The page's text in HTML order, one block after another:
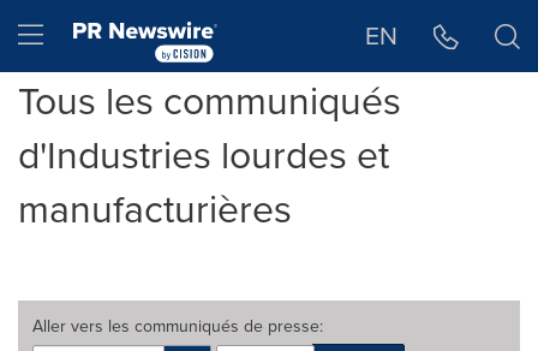
Hamburger menu EN
Tous les communiqués
d'Industries lourdes et
manufacturières
Aller vers les communiqués de presse: